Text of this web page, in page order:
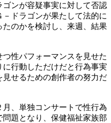
ンが容疑事実に対して否認
ドラゴンが果たして法的に
のかを検討し、来週、結果
性パフォーマンスを見せた
行動しただけだと行為事実
せるための創作者の努力だ
、単独コンサートで性行為
題となり、保健福祉家族部